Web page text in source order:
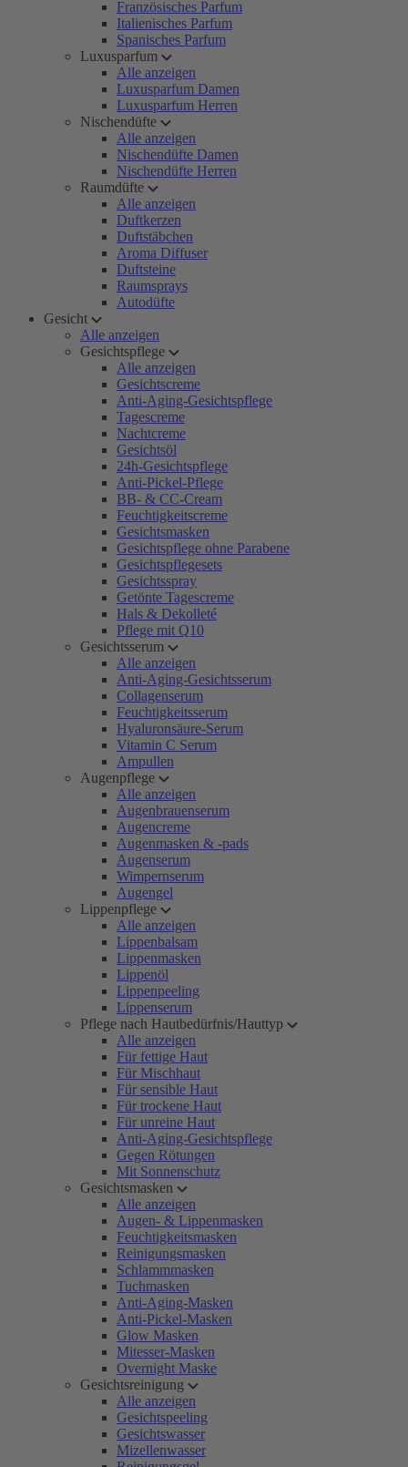
Französisches Parfum
Italienisches Parfum
Spanisches Parfum
Luxusparfum
Alle anzeigen
Luxusparfum Damen
Luxusparfum Herren
Nischendüfte
Alle anzeigen
Nischendüfte Damen
Nischendüfte Herren
Raumdüfte
Alle anzeigen
Duftkerzen
Duftstäbchen
Aroma Diffuser
Duftsteine
Raumsprays
Autodüfte
Gesicht
Alle anzeigen
Gesichtspflege
Alle anzeigen
Gesichtscreme
Anti-Aging-Gesichtspflege
Tagescreme
Nachtcreme
Gesichtsöl
24h-Gesichtspflege
Anti-Pickel-Pflege
BB- & CC-Cream
Feuchtigkeitscreme
Gesichtsmasken
Gesichtspflege ohne Parabene
Gesichtspflegesets
Gesichtsspray
Getönte Tagescreme
Hals & Dekolleté
Pflege mit Q10
Gesichtsserum
Alle anzeigen
Anti-Aging-Gesichtsserum
Collagenserum
Feuchtigkeitsserum
Hyaluronsäure-Serum
Vitamin C Serum
Ampullen
Augenpflege
Alle anzeigen
Augenbrauenserum
Augencreme
Augenmasken & -pads
Augenserum
Wimpernserum
Augengel
Lippenpflege
Alle anzeigen
Lippenbalsam
Lippenmasken
Lippenöl
Lippenpeeling
Lippenserum
Pflege nach Hautbedürfnis/Hauttyp
Alle anzeigen
Für fettige Haut
Für Mischhaut
Für sensible Haut
Für trockene Haut
Für unreine Haut
Anti-Aging-Gesichtspflege
Gegen Rötungen
Mit Sonnenschutz
Gesichtsmasken
Alle anzeigen
Augen- & Lippenmasken
Feuchtigkeitsmasken
Reinigungsmasken
Schlammmasken
Tuchmasken
Anti-Aging-Masken
Anti-Pickel-Masken
Glow Masken
Mitesser-Masken
Overnight Maske
Gesichtsreinigung
Alle anzeigen
Gesichtspeeling
Gesichtswasser
Mizellenwasser